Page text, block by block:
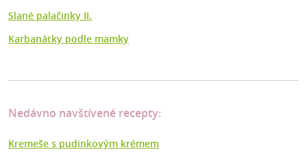
Slané palačinky II.
Karbanátky podle mamky
Nedávno navštívené recepty:
Kremeše s pudinkovým krémem